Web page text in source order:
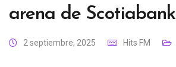
arena de Scotiabank
2 septiembre, 2025 Hits FM